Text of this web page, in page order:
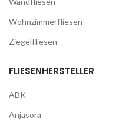
Wohnzimmerfliesen
Ziegelfliesen
FLIESENHERSTELLER
ABK
Anjasora